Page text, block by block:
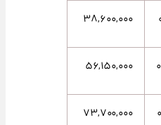
۳۸,۶۰۰,۰۰۰
۵۶,۱۵۰,۰۰۰
۷۳,۷۰۰,۰۰۰